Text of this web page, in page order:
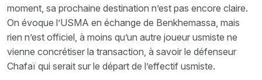
moment, sa prochaine destination n’est pas encore claire.
On évoque l’USMA en échange de Benkhemassa, mais
rien n’est officiel, à moins qu’un autre joueur usmiste ne
vienne concrétiser la transaction, à savoir le défenseur
Chafaï qui serait sur le départ de l’effectif usmiste.